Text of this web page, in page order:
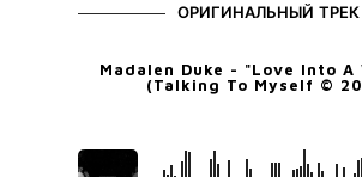
ОРИГИНАЛЬНЫЙ ТРЕК
Madalen Duke - "Love Into A
(Talking To Myself ©